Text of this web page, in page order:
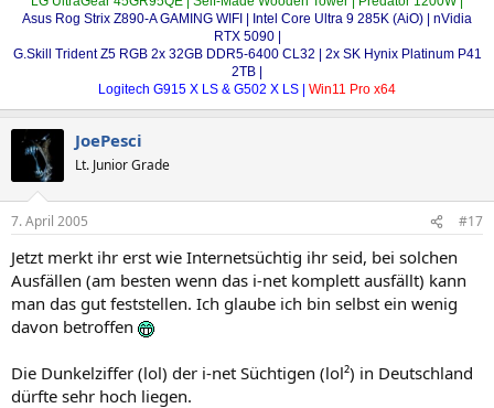
Asus Rog Strix Z890-A GAMING WIFI | Intel Core Ultra 9 285K (AiO) | nVidia
RTX 5090 |
G.Skill Trident Z5 RGB 2x 32GB DDR5-6400 CL32 | 2x SK Hynix Platinum P41
2TB |
Logitech G915 X LS & G502 X LS | Win11 Pro x64
JoePesci
Lt. Junior Grade
7. April 2005 #17
Jetzt merkt ihr erst wie Internetsüchtig ihr seid, bei solchen
Ausfällen (am besten wenn das i-net komplett ausfällt) kann
man das gut feststellen. Ich glaube ich bin selbst ein wenig
davon betroffen
Die Dunkelziffer (lol) der i-net Süchtigen (lol²) in Deutschland
dürfte sehr hoch liegen.